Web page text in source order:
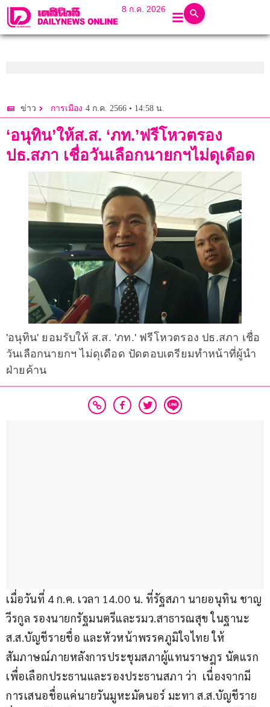
8 ก.ค. 2026
ข่าว การเมือง 4 ก.ค. 2566 • 14:58 น.
‘อนุทิน’ให้ส.ส. ‘ภท.’ฟรีโหวตรอง
ปธ.สภา เชื่อวันเลือกนายกฯไม่ดุเดือด
'อนุทิน' ยอมรับให้ ส.ส. 'ภท.' ฟรีโหวตรอง ปธ.สภา เชื่อ
วันเลือกนายกฯ ไม่ดุเดือด ปัดตอบเตรียมทำหน้าที่ผู้นํา
ฝ่ายค้าน
เมื่อวันที่ 4 ก.ค. เวลา 14.00 น. ที่รัฐสภา นายอนุทิน ชาญ
วีรกูล รองนายกรัฐมนตรีและรมว.สาธารณสุข ในฐานะ
ส.ส.บัญชีรายชื่อ และหัวหน้าพรรคภูมิใจไทย ให้
สัมภาษณ์ภายหลังการประชุมสภาผู้แทนราษฎร นัดแรก
เพื่อเลือกประธานและรองประธานสภา ว่า  เนื่องจากมี
การเสนอชื่อแค่นายวันมูหะมัดนอร์ มะทา ส.ส.บัญชีราย